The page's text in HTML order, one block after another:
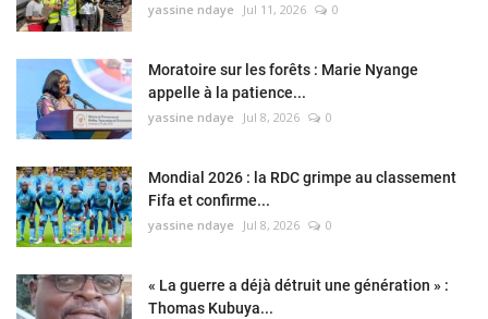
yassine ndaye Jul 11, 2026 0
Moratoire sur les forêts : Marie Nyange
appelle à la patience...
yassine ndaye Jul 8, 2026 0
Mondial 2026 : la RDC grimpe au classement
Fifa et confirme...
yassine ndaye Jul 8, 2026 0
« La guerre a déjà détruit une génération » :
Thomas Kubuya...